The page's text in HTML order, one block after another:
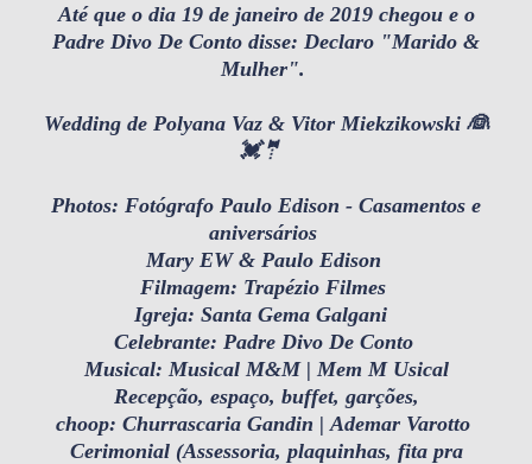
Até que o dia 19 de janeiro de 2019 chegou e o
Padre Divo De Conto disse: Declaro "Marido &
Mulher".
Wedding de Polyana Vaz & Vitor Miekzikowski 👰
💓🤵
Photos: Fotógrafo Paulo Edison - Casamentos e
aniversários
Mary EW& Paulo Edison
Filmagem: Trapézio Filmes
Igreja: Santa Gema Galgani
Celebrante: Padre Divo De Conto
Musical: Musical M&M| Mem M Usical
Recepção, espaço, buffet, garções,
choop: Churrascaria Gandin | Ademar Varotto
Cerimonial (Assessoria, plaquinhas, fita pra